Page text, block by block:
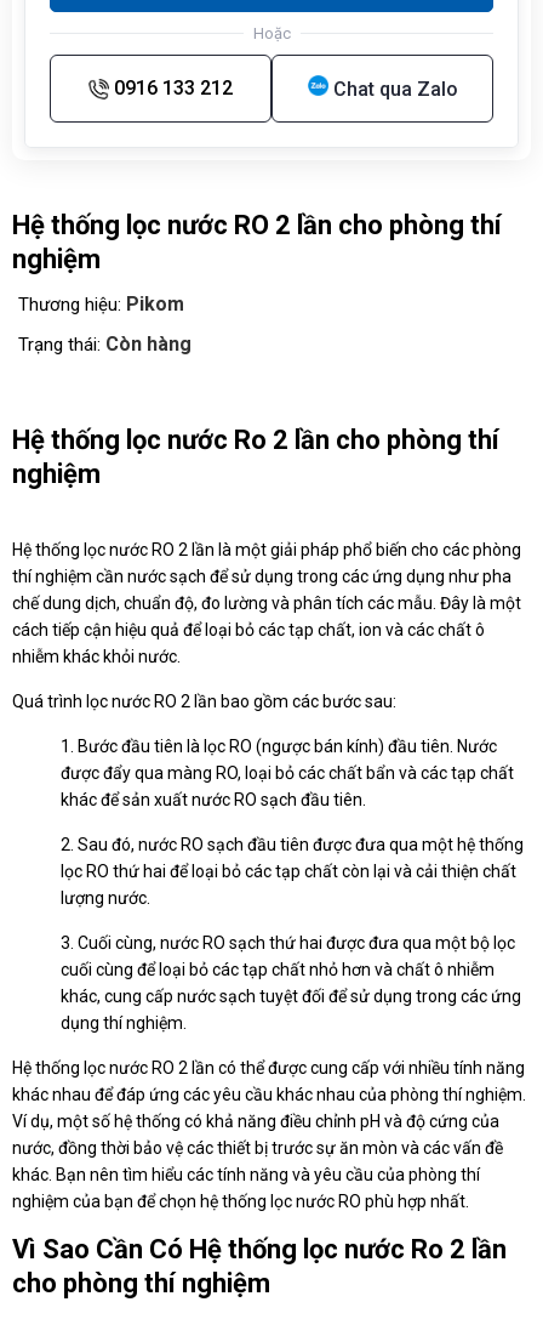
Hoặc
0916 133 212 Chat qua Zalo
Hệ thống lọc nước RO 2 lần cho phòng thí
nghiệm
Thương hiệu: Pikom
Trạng thái: Còn hàng
Hệ thống lọc nước Ro 2 lần cho phòng thí
nghiệm
Hệ thống lọc nước RO 2 lần là một giải pháp phổ biến cho các phòng
thí nghiệm cần nước sạch để sử dụng trong các ứng dụng như pha
chế dung dịch, chuẩn độ, đo lường và phân tích các mẫu. Đây là một
cách tiếp cận hiệu quả để loại bỏ các tạp chất, ion và các chất ô
nhiễm khác khỏi nước.
Quá trình lọc nước RO 2 lần bao gồm các bước sau:
1. Bước đầu tiên là lọc RO (ngược bán kính) đầu tiên. Nước
được đẩy qua màng RO, loại bỏ các chất bẩn và các tạp chất
khác để sản xuất nước RO sạch đầu tiên.
2. Sau đó, nước RO sạch đầu tiên được đưa qua một hệ thống
lọc RO thứ hai để loại bỏ các tạp chất còn lại và cải thiện chất
lượng nước.
3. Cuối cùng, nước RO sạch thứ hai được đưa qua một bộ lọc
cuối cùng để loại bỏ các tạp chất nhỏ hơn và chất ô nhiễm
khác, cung cấp nước sạch tuyệt đối để sử dụng trong các ứng
dụng thí nghiệm.
Hệ thống lọc nước RO 2 lần có thể được cung cấp với nhiều tính năng
khác nhau để đáp ứng các yêu cầu khác nhau của phòng thí nghiệm.
Ví dụ, một số hệ thống có khả năng điều chỉnh pH và độ cứng của
nước, đồng thời bảo vệ các thiết bị trước sự ăn mòn và các vấn đề
khác. Bạn nên tìm hiểu các tính năng và yêu cầu của phòng thí
nghiệm của bạn để chọn hệ thống lọc nước RO phù hợp nhất.
Vì Sao Cần Có Hệ thống lọc nước Ro 2 lần
cho phòng thí nghiệm